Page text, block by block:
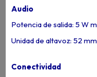
Audio
Potencia de salida: 5 W
Unidad de altavoz: 52 mm
Conectividad